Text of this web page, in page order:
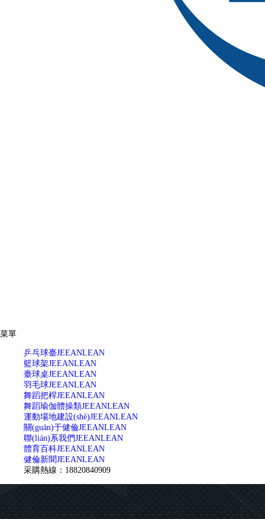
菜單
乒乓球臺JEEANLEAN
籃球架JEEANLEAN
臺球桌JEEANLEAN
羽毛球JEEANLEAN
舞蹈把桿JEEANLEAN
舞蹈瑜伽體操類JEEANLEAN
運動場地建設(shè)JEEANLEAN
關(guān)于健倫JEEANLEAN
聯(lián)系我們JEEANLEAN
體育百科JEEANLEAN
健倫新聞JEEANLEAN
采購熱線：18820840909